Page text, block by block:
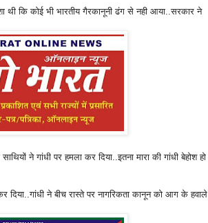
थी कि कोई भी भारतीय गैरकानूनी ढंग से नही आया..सरकार ने
ने गांधी पर हमला कर दिया..इतना मारा की गांधी बेहोश हो
ने बीच रास्ते पर नागरिकता कानून को आग के हवाले